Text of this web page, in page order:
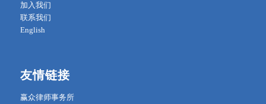
加入我们
联系我们
English
友情链接
赢众律师事务所